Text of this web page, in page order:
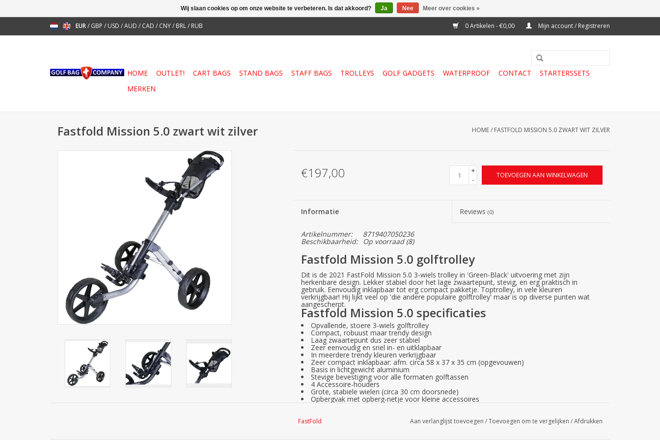
EUR/ GBP / USD /AUD / CAD / CNY/ BRL/ RUB 0 Artikelen - €0,00 Mijn account / Registreren
HOME OUTLET! CART BAGS STAND BAGS STAFF BAGS TROLLEYS GOLF GADGETS WATERPROOF CONTACT
STARTERSSETS
MERKEN
Fastfold Mission 5.0 zwart wit zilver HOME/ FASTFOLD MISSION 5.0 ZWART WIT ZILVER
€197,00
+
-
TOEVOEGEN AAN WINKELWAGEN
Informatie Reviews(0)
Artikelnummer: 8719407050236
Beschikbaarheid: Op voorraad(8)
Fastfold Mission 5.0 golftrolley
Dit is de 2021 FastFold Mission 5.0 3-wiels trolley in 'Green-Black' uitvoering met zijn
herkenbare design. Lekker stabiel door het lage zwaartepunt, stevig, en erg praktisch in
gebruik. Eenvoudig inklapbaar tot erg compact pakketje. Toptrolley, in vele kleuren
verkrijgbaar! Hij lijkt veel op 'die andere populaire golftrolley' maar is op diverse punten wat
aangescherpt.
Fastfold Mission 5.0 specificaties
Opvallende, stoere 3-wiels golftrolley
Compact, robuust maar trendy design
Laag zwaartepunt dus zeer stabiel
Zeer eenvoudig en snel in- en uitklapbaar
In meerdere trendy kleuren verkrijgbaar
Zeer compact inklapbaar: afm. circa 58 x 37 x 35 cm (opgevouwen)
Basis in lichtgewicht aluminium
Stevige bevestiging voor alle formaten golftassen
4 Accessoire-houders
Grote, stabiele wielen (circa 30 cm doorsnede)
Opbergvak met opberg-netje voor kleine accessoires
Zachte handgreep, in hoogte instelbaar
FastFold Aan verlanglijst toevoegen /Toevoegen om te vergelijken /Afdrukken
Wij slaan cookies op om onze website te verbeteren. Is dat akkoord? Ja Nee Meer over cookies »